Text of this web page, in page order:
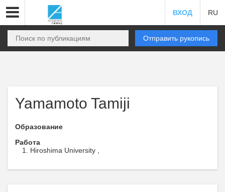
ВХОД RU
Отправить рукопись
Yamamoto Tamiji
Образование
Работа
Hiroshima University ,